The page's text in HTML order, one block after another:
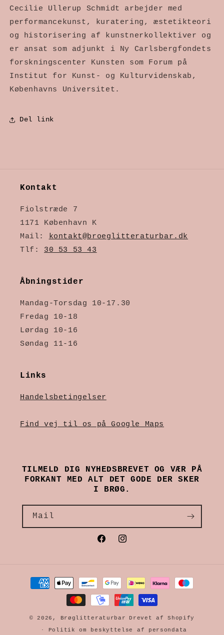
Cecilie Ullerup Schmidt arbejder med
performancekunst, kuratering, æstetikteori
og historisering af kunstnerkollektiver og
er ansat som adjunkt i Ny Carlsbergfondets
forskningscenter Kunsten som Forum på
Institut for Kunst- og Kulturvidenskab,
Københavns Universitet.
Del link
Kontakt
Fiolstræde 7
1171 København K
Mail: kontakt@broeglitteraturbar.dk
Tlf: 30 53 53 43
Åbningstider
Mandag-Torsdag 10-17.30
Fredag 10-18
Lørdag 10-16
Søndag 11-16
Links
Handelsbetingelser
Find vej til os på Google Maps
TILMELD DIG NYHEDSBREVET OG VÆR PÅ
FORKANT MED ALT DET GODE DER SKER
I BRØG.
Mail
FacebookInstagram
Betalingsmetoder
© 2026, Brøglitteraturbar
Drevet af Shopify
Politik om beskyttelse af persondata